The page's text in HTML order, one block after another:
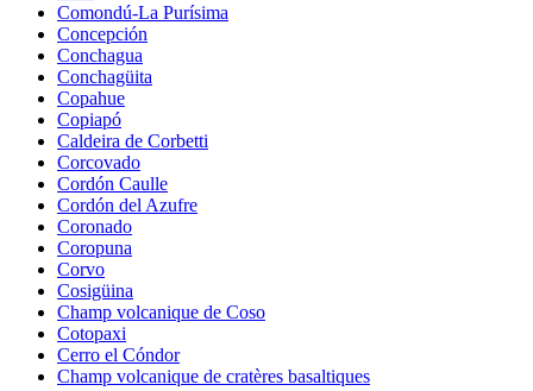
Comondú-La Purísima
Concepción
Conchagua
Conchagüita
Copahue
Copiapó
Caldeira de Corbetti
Corcovado
Cordón Caulle
Cordón del Azufre
Coronado
Coropuna
Corvo
Cosigüina
Champ volcanique de Coso
Cotopaxi
Cerro el Cóndor
Champ volcanique de cratères basaltiques